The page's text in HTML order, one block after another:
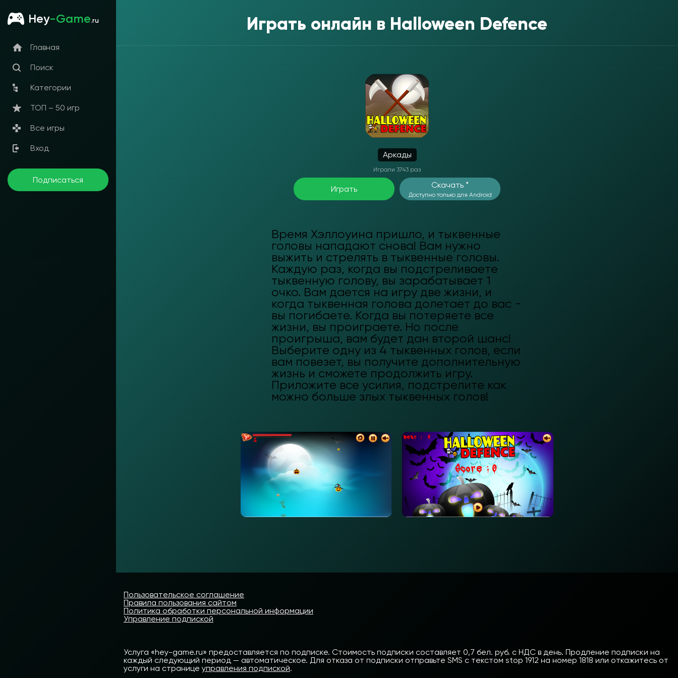
Hey-Game.ru
Главная
Поиск
Категории
ТОП – 50 игр
Все игры
Вход
Подписаться
Играть онлайн в Halloween Defence
Аркады
Играли 3743 раз
Играть Скачать *
Доступно только для Android
Время Хэллоуина пришло, и тыквенные
головы нападают снова! Вам нужно
выжить и стрелять в тыквенные головы.
Каждую раз, когда вы подстреливаете
тыквенную голову, вы зарабатывает 1
очко. Вам дается на игру две жизни, и
когда тыквенная голова долетает до вас -
вы погибаете. Когда вы потеряете все
жизни, вы проиграете. Но после
проигрыша, вам будет дан второй шанс!
Выберите одну из 4 тыквенных голов, если
вам повезет, вы получите дополнительную
жизнь и сможете продолжить игру.
Приложите все усилия, подстрелите как
можно больше злых тыквенных голов!
Пользовательское соглашение
Правила пользования сайтом
Политика обработки персональной информации
Управление подпиской
Услуга «hey-game.ru» предоставляется по подписке. Стоимость подписки составляет 0,7 бел. руб. с НДС в день. Продление подписки на
каждый следующий период — автоматическое. Для отказа от подписки отправьте SMS с текстом stop 1912 на номер 1818 или откажитесь от
услуги на странице управления подпиской.